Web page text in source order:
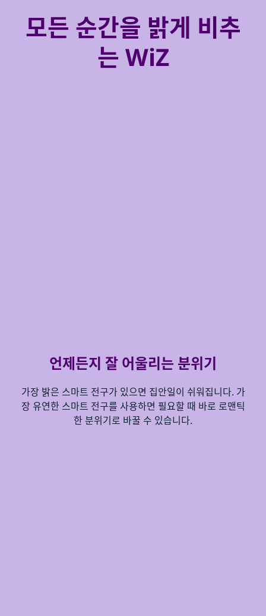
모든 순간을 밝게 비추
는 WiZ
언제든지 잘 어울리는 분위기
가장 밝은 스마트 전구가 있으면 집안일이 쉬워집니다. 가
장 유연한 스마트 전구를 사용하면 필요할 때 바로 로맨틱
한 분위기로 바꿀 수 있습니다.